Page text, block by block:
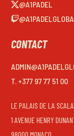
@A1PADEL
CONTACT
T. +377 97 77 51 00
LE PALAIS DE LA
1 AVENUE HENRY